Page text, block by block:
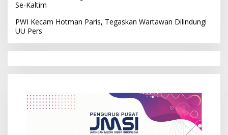
Se-Kaltim
PWI Kecam Hotman Paris, Tegaskan Wartawan Dilindungi
UU Pers